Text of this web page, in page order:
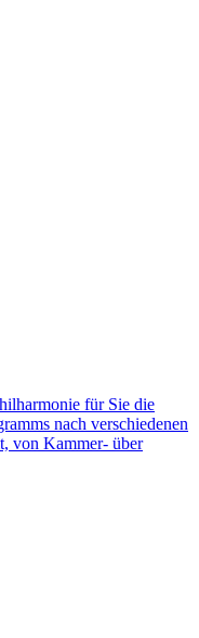
für Sie die
nach verschiedenen
von Kammer- über